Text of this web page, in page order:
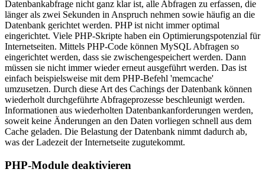
Datenbankabfrage nicht ganz klar ist, alle Abfragen zu erfassen, die
länger als zwei Sekunden in Anspruch nehmen sowie häufig an die
Datenbank gerichtet werden. PHP ist nicht immer optimal
eingerichtet. Viele PHP-Skripte haben ein Optimierungspotenzial für
Internetseiten. Mittels PHP-Code können MySQL Abfragen so
eingerichtet werden, dass sie zwischengespeichert werden. Dann
müssen sie nicht immer wieder erneut ausgeführt werden. Das ist
einfach beispielsweise mit dem PHP-Befehl 'memcache'
umzusetzen. Durch diese Art des Cachings der Datenbank können
wiederholt durchgeführte Abfrageprozesse beschleunigt werden.
Informationen aus wiederholten Datenbankanforderungen werden,
soweit keine Änderungen an den Daten vorliegen schnell aus dem
Cache geladen. Die Belastung der Datenbank nimmt dadurch ab,
was der Ladezeit der Internetseite zugutekommt.
PHP-Module deaktivieren